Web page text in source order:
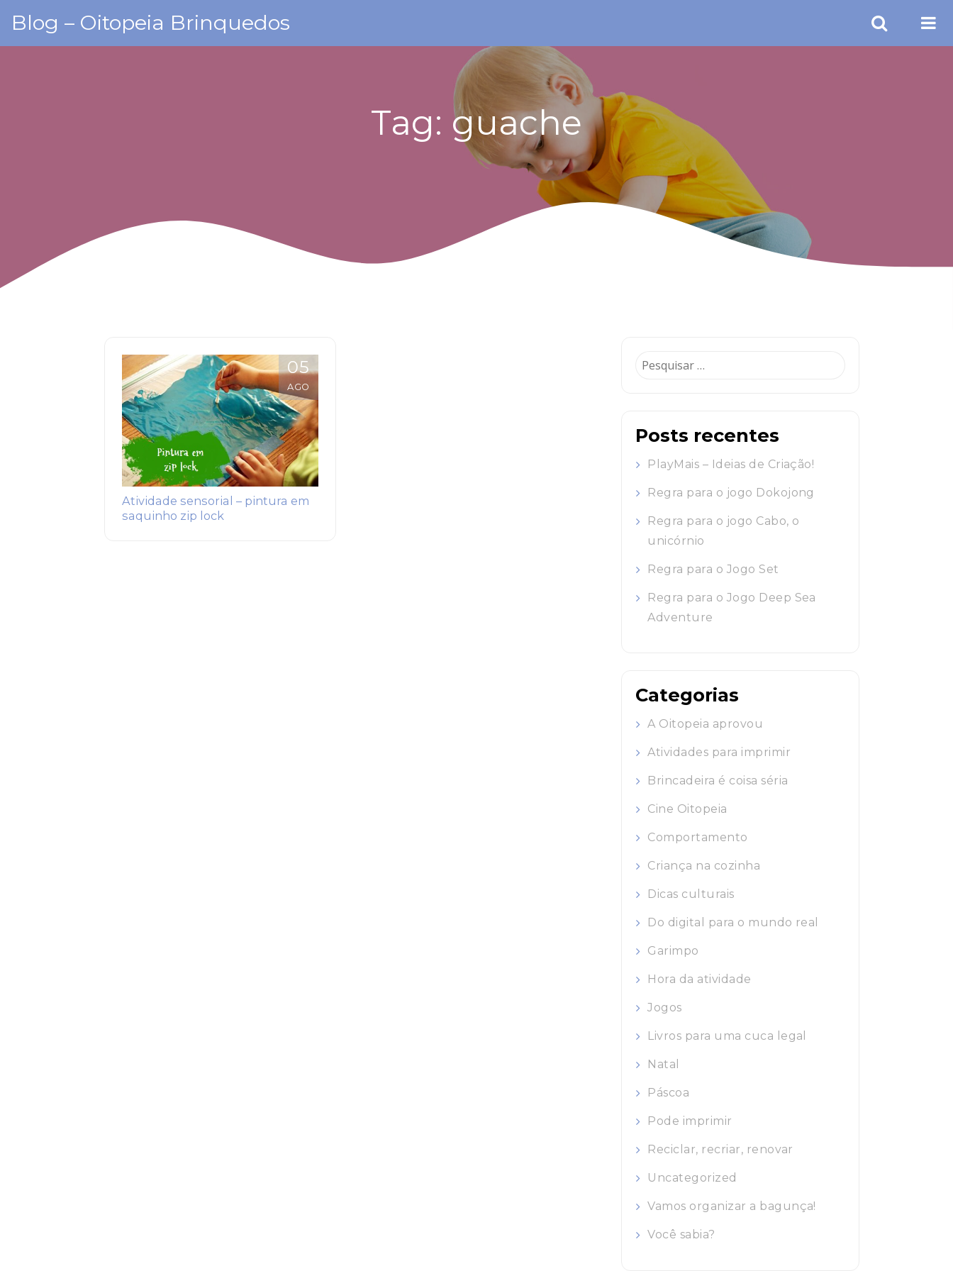
content
Blog – Oitopeia Brinquedos
Tag: guache
05
AGO
Atividade sensorial – pintura em
saquinho zip lock
Pesquisar
Posts recentes
PlayMais – Ideias de Criação!
Regra para o jogo Dokojong
Regra para o jogo Cabo, o
unicórnio
Regra para o Jogo Set
Regra para o Jogo Deep Sea
Adventure
Categorias
A Oitopeia aprovou
Atividades para imprimir
Brincadeira é coisa séria
Cine Oitopeia
Comportamento
Criança na cozinha
Dicas culturais
Do digital para o mundo real
Garimpo
Hora da atividade
Jogos
Livros para uma cuca legal
Natal
Páscoa
Pode imprimir
Reciclar, recriar, renovar
Uncategorized
Vamos organizar a bagunça!
Você sabia?